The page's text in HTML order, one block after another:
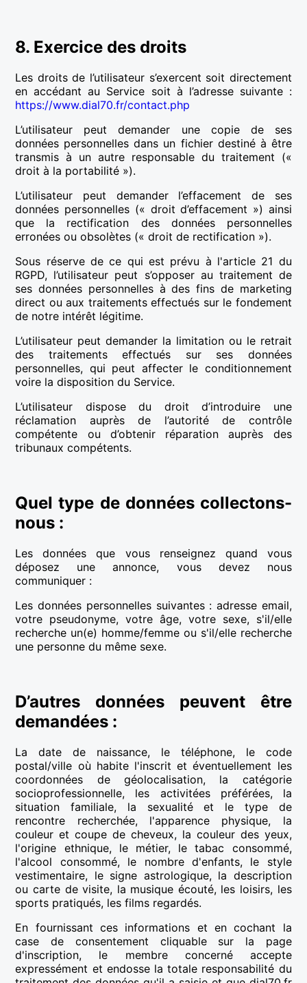
8. Exercice des droits
Les droits de l’utilisateur s’exercent soit directement
en accédant au Service soit à l’adresse suivante :
https://www.dial70.fr/contact.php
L’utilisateur peut demander une copie de ses
données personnelles dans un fichier destiné à être
transmis à un autre responsable du traitement («
droit à la portabilité »).
L’utilisateur peut demander l’effacement de ses
données personnelles (« droit d’effacement ») ainsi
que la rectification des données personnelles
erronées ou obsolètes (« droit de rectification »).
Sous réserve de ce qui est prévu à l'article 21 du
RGPD, l’utilisateur peut s’opposer au traitement de
ses données personnelles à des fins de marketing
direct ou aux traitements effectués sur le fondement
de notre intérêt légitime.
L’utilisateur peut demander la limitation ou le retrait
des traitements effectués sur ses données
personnelles, qui peut affecter le conditionnement
voire la disposition du Service.
L’utilisateur dispose du droit d’introduire une
réclamation auprès de l’autorité de contrôle
compétente ou d’obtenir réparation auprès des
tribunaux compétents.
Quel type de données collectons-
nous :
Les données que vous renseignez quand vous
déposez une annonce, vous devez nous
communiquer :
Les données personnelles suivantes : adresse email,
votre pseudonyme, votre âge, votre sexe, s'il/elle
recherche un(e) homme/femme ou s'il/elle recherche
une personne du même sexe.
D’autres données peuvent être
demandées :
La date de naissance, le téléphone, le code
postal/ville où habite l'inscrit et éventuellement les
coordonnées de géolocalisation, la catégorie
socioprofessionnelle, les activitées préférées, la
situation familiale, la sexualité et le type de
rencontre recherchée, l'apparence physique, la
couleur et coupe de cheveux, la couleur des yeux,
l'origine ethnique, le métier, le tabac consommé,
l'alcool consommé, le nombre d'enfants, le style
vestimentaire, le signe astrologique, la description
ou carte de visite, la musique écouté, les loisirs, les
sports pratiqués, les films regardés.
En fournissant ces informations et en cochant la
case de consentement cliquable sur la page
d'inscription, le membre concerné accepte
expressément et endosse la totale responsabilité du